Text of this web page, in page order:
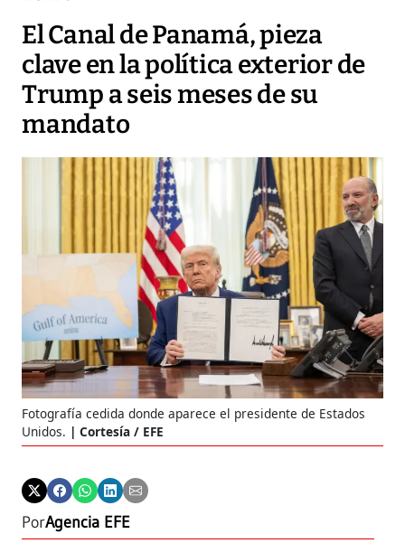
El Canal de Panamá, pieza
clave en la política exterior de
Trump a seis meses de su
mandato
Fotografía cedida donde aparece el presidente de Estados
Unidos.
Cortesía / EFE
PorAgencia EFE